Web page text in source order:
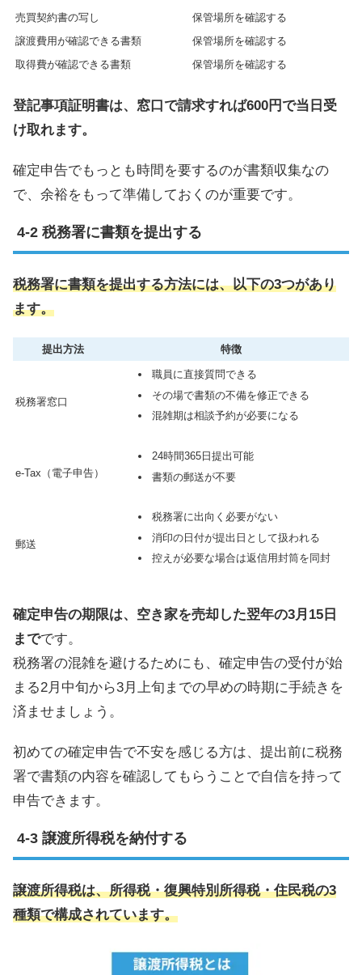
売買契約書の写し
保管場所を確認する
譲渡費用が確認できる書類
保管場所を確認する
取得費が確認できる書類
保管場所を確認する
登記事項証明書は、窓口で請求すれば600円で当日受
け取れます。
確定申告でもっとも時間を要するのが書類収集なの
で、余裕をもって準備しておくのが重要です。
税務署に書類を提出する
税務署に書類を提出する方法には、以下の3つがあり
ます。
提出方法 特徴
税務署窓口
職員に直接質問できる
その場で書類の不備を修正できる
混雑期は相談予約が必要になる
e-Tax（電子申告）
24時間365日提出可能
書類の郵送が不要
郵送
税務署に出向く必要がない
消印の日付が提出日として扱われる
控えが必要な場合は返信用封筒を同封
確定申告の期限は、空き家を売却した翌年の3月15日
までです。
税務署の混雑を避けるためにも、確定申告の受付が始
まる2月中旬から3月上旬までの早めの時期に手続きを
済ませましょう。
初めての確定申告で不安を感じる方は、提出前に税務
署で書類の内容を確認してもらうことで自信を持って
申告できます。
譲渡所得税を納付する
譲渡所得税は、所得税・復興特別所得税・住民税の3
種類で構成されています。